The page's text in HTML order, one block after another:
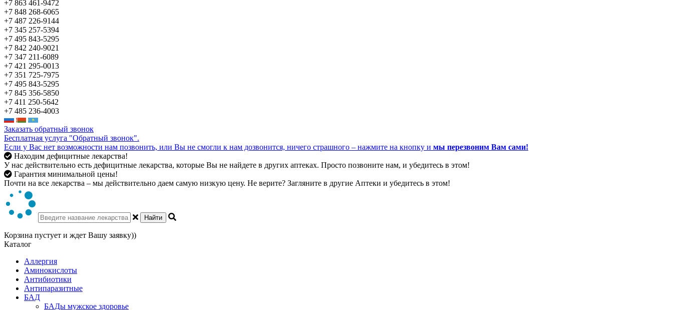
+7 863 461-9472
+7 848 268-6065
+7 487 226-9144
+7 345 257-5394
+7 495 843-5295
+7 842 240-9021
+7 347 211-6089
+7 421 295-0013
+7 351 725-7975
+7 495 843-5295
+7 845 356-5850
+7 411 250-5642
+7 485 236-4003
Заказать обратный звонок
Бесплатная услуга "Обратный звонок".
Если у Вас нет возможности нам позвонить, или Вы не смогли к нам дозвонится, ничего страшного – нажмите на кнопку и мы перезвоним Вам сами!
Находим дефицитные лекарства!
У нас действительно есть дефицитные лекарства, которые Вы не найдете в других аптеках. Просто позвоните нам, и убедитесь в этом!
Гарантия минимальной цены!
Почти на все лекарства – мы действительно даем самую низкую цену. Не верите? Загляните в другие Аптеки и убедитесь в этом!
Найти
Корзина пустует и ждет Вашу заявку))
Каталог
Аллергия
Аминокислоты
Антибиотики
Антипаразитные
БАД
БАДы мужское здоровье